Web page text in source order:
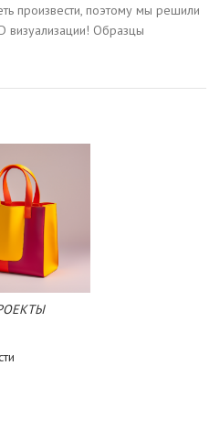
произвести, поэтому мы решили
визуализации! Образцы